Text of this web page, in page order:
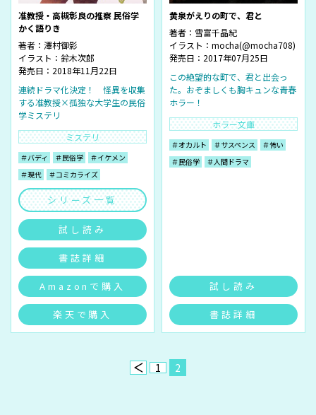
准教授・高槻彰良の推察 民俗学
かく語りき
著者： 澤村御影
イラスト： 鈴木次郎
発売日：2018年11月22日
連続ドラマ化決定！ 怪異を収集
する准教授×孤独な大学生の民俗
学ミステリ
ミステリ
＃バディ ＃民俗学
＃イケメン
＃現代
＃コミカライズ
シリーズ一覧
試し読み
書誌詳細
Amazonで購入
楽天で購入
黄泉がえりの町で、君と
著者： 雪富千晶紀
イラスト： mocha(@mocha708)
発売日：2017年07月25日
この絶望的な町で、君と出会っ
た。おぞましくも胸キュンな青春
ホラー！
ホラー文庫
＃オカルト ＃サスペンス
＃怖い
＃民俗学
＃人間ドラマ
試し読み
書誌詳細
1 2